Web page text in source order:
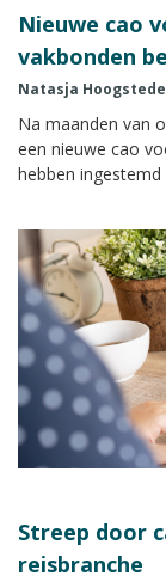
Nieuwe cao
vakbonden
Natasja Hoogstede
Na maanden van
een nieuwe cao
hebben
Streep door
reisbranche